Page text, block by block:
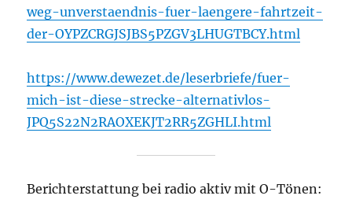
weg-unverstaendnis-fuer-laengere-fahrtzeit-
der-OYPZCRGJSJBS5PZGV3LHUGTBCY.html
https://www.dewezet.de/leserbriefe/fuer-
mich-ist-diese-strecke-alternativlos-
JPQ5S22N2RAOXEKJT2RR5ZGHLI.html
Berichterstattung bei radio aktiv mit O-Tönen: